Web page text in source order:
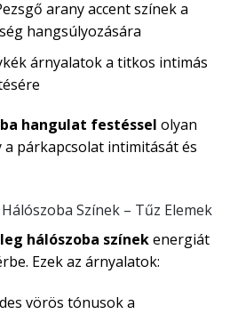
arany accent színek a
hangsúlyozására
árnyalatok a titkos intimás
hangulat festéssel olyan
párkapcsolat intimitását és
Színek – Tűz Elemek
hálószoba színekenergiát
Ezek az árnyalatok:
vörös tónusok a